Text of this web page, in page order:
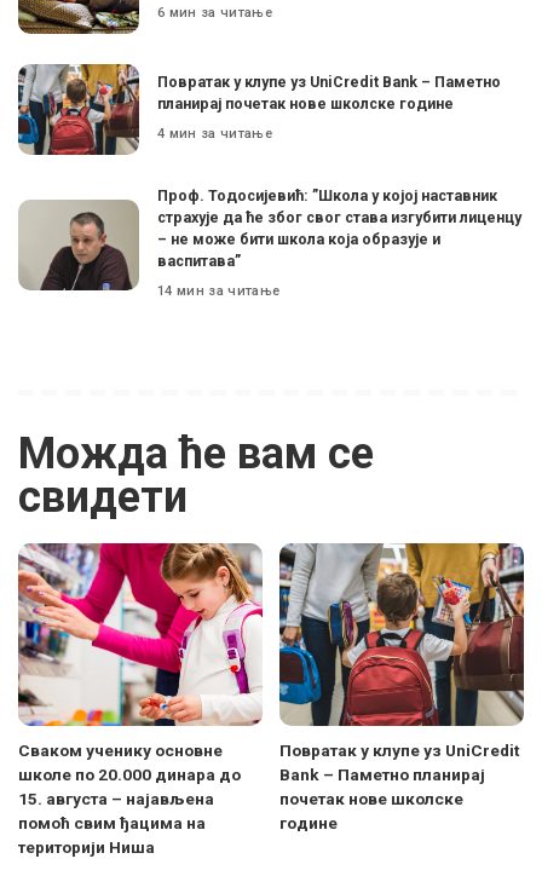
6 мин за читање
Поврaтак у клупе уз UniCredit Bank – Паметно
планирај почетак нове школске године
4 мин за читање
Проф. Тодосијевић: ”Школа у којој наставник
страхује да ће због свог става изгубити лиценцу
– не може бити школа која образује и
васпитава”
14 мин за читање
Можда ће вам се
свидети
Сваком ученику основне
школе по 20.000 динара до
15. августа – најављена
помоћ свим ђацима на
територији Ниша
Поврaтак у клупе уз UniCredit
Bank – Паметно планирај
почетак нове школске
године